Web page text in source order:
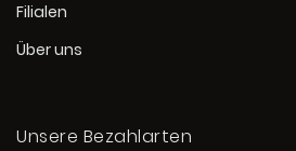
Filialen
Über uns
Unsere Bezahlarten